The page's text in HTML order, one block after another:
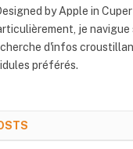
by Apple in
je navigue
d'infos
préférés.